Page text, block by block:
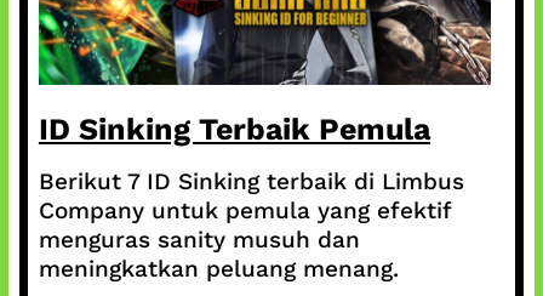
ID Sinking Terbaik Pemula
Berikut 7 ID Sinking terbaik di Limbus
Company untuk pemula yang efektif
menguras sanity musuh dan
meningkatkan peluang menang.